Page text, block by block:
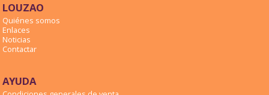
LOUZAO
Quiénes somos
Enlaces
Noticias
Contactar
AYUDA